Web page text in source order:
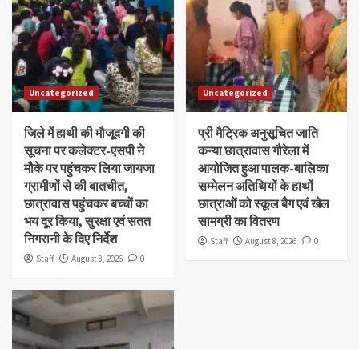
Uncategorized
जिले में हाथी की मौजूदगी की
सूचना पर कलेक्टर-एसपी ने
मौके पर पहुंचकर लिया जायजा
ग्रामीणों से की बातचीत,
छात्रावास पहुंचकर बच्चों का
भय दूर किया, सुरक्षा एवं सतत
निगरानी के दिए निर्देश
Staff August 8, 2026 0
Uncategorized
प्री मैट्रिक अनुसूचित जाति
कन्या छात्रावास गौरेला में
आयोजित हुआ पालक-बालिका
सम्मेलन अतिथियों के हाथों
छात्राओं को स्कूल बैग एवं खेल
सामग्री का वितरण
Staff August 8, 2026 0